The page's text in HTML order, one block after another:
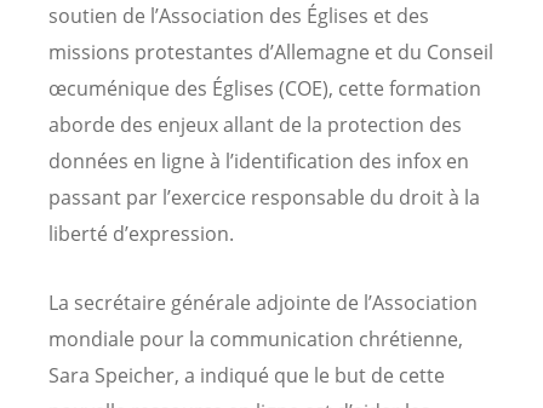
soutien de l’Association des Églises et des
missions protestantes d’Allemagne et du Conseil
œcuménique des Églises (COE), cette formation
aborde des enjeux allant de la protection des
données en ligne à l’identification des infox en
passant par l’exercice responsable du droit à la
liberté d’expression.
La secrétaire générale adjointe de l’Association
mondiale pour la communication chrétienne,
Sara Speicher, a indiqué que le but de cette